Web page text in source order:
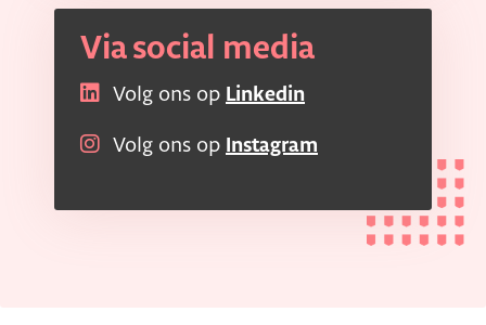
Via social media
Volg ons op Linkedin
Volg ons op Instagram